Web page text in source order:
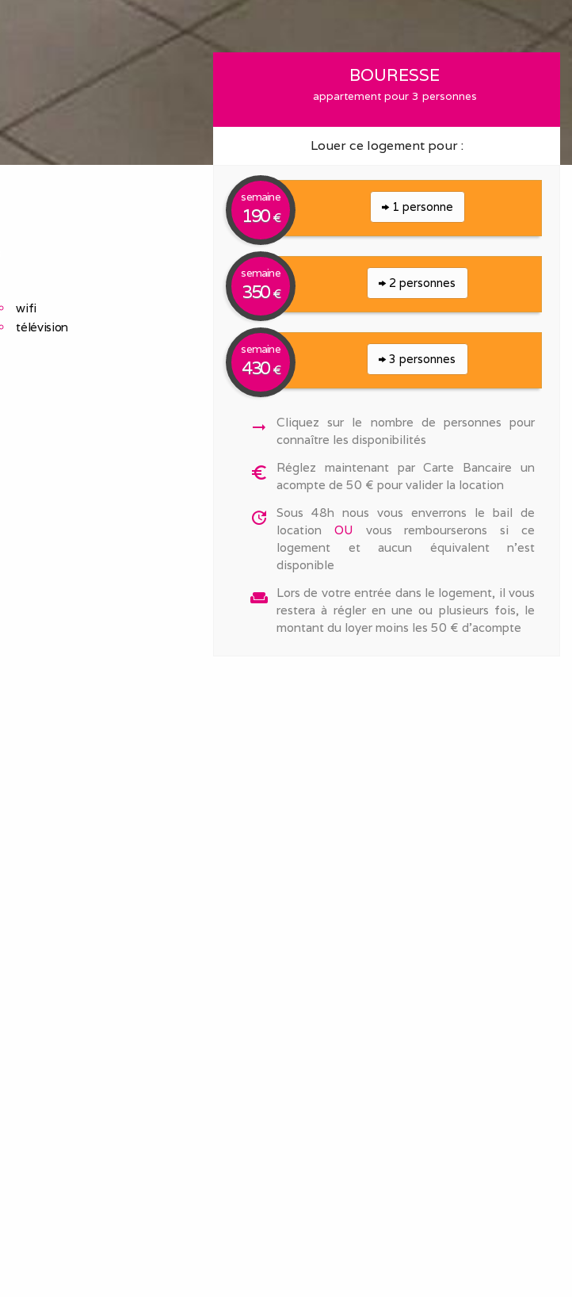
BOURESSE
appartement pour 3 personnes
Louer ce logement pour :
1 personne
semaine
190 €
2 personnes
semaine
350 €
3 personnes
semaine
430 €
arrow_right_alt
Cliquez sur le nombre de personnes pour
connaître les disponibilités
euro_symbol
Réglez maintenant par Carte Bancaire un
acompte de 50 € pour valider la location
update
Sous 48h nous vous enverrons le bail de
location OU vous rembourserons si ce
logement et aucun équivalent n'est
disponible
weekend
Lors de votre entrée dans le logement, il vous
restera à régler en une ou plusieurs fois, le
montant du loyer moins les 50 € d'acompte
wifi
télévision